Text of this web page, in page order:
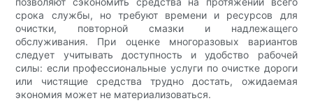
срока службы, но требуют времени и ресурсов для
очистки, повторной смазки и надлежащего
обслуживания. При оценке многоразовых вариантов
следует учитывать доступность и удобство рабочей
силы: если профессиональные услуги по очистке дороги
или чистящие средства трудно достать, ожидаемая
экономия может не материализоваться.